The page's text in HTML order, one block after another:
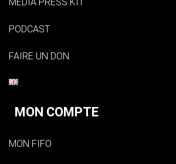
PODCAST
FAIRE UN DON
MON COMPTE
MON FIFO